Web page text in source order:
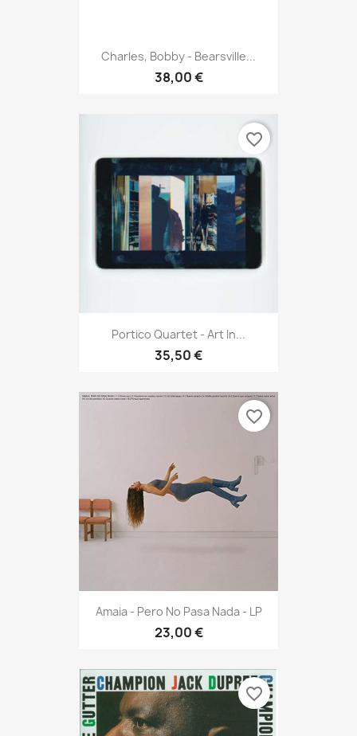
Charles, Bobby - Bearsville...
38,00 €
Portico Quartet - Art In...
35,50 €
favorite_border
Amaia - Pero No Pasa Nada - LP
23,00 €
favorite_border
favorite_border